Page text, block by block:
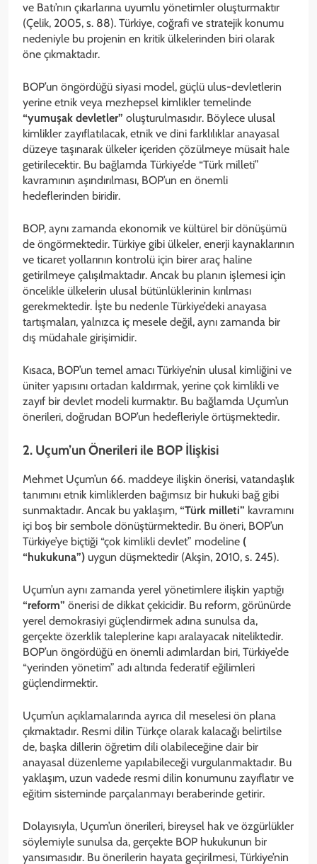
ve Batı’nın çıkarlarına uyumlu yönetimler oluşturmaktır
(Çelik, 2005, s. 88). Türkiye, coğrafi ve stratejik konumu
nedeniyle bu projenin en kritik ülkelerinden biri olarak
öne çıkmaktadır.
BOP’un öngördüğü siyasi model, güçlü ulus-devletlerin
yerine etnik veya mezhepsel kimlikler temelinde
“yumuşak devletler” oluşturulmasıdır. Böylece ulusal
kimlikler zayıflatılacak, etnik ve dini farklılıklar anayasal
düzeye taşınarak ülkeler içeriden çözülmeye müsait hale
getirilecektir. Bu bağlamda Türkiye’de “Türk milleti”
kavramının aşındırılması, BOP’un en önemli
hedeflerinden biridir.
BOP, aynı zamanda ekonomik ve kültürel bir dönüşümü
de öngörmektedir. Türkiye gibi ülkeler, enerji kaynaklarının
ve ticaret yollarının kontrolü için birer araç haline
getirilmeye çalışılmaktadır. Ancak bu planın işlemesi için
öncelikle ülkelerin ulusal bütünlüklerinin kırılması
gerekmektedir. İşte bu nedenle Türkiye’deki anayasa
tartışmaları, yalnızca iç mesele değil, aynı zamanda bir
dış müdahale girişimidir.
Kısaca, BOP’un temel amacı Türkiye’nin ulusal kimliğini ve
üniter yapısını ortadan kaldırmak, yerine çok kimlikli ve
zayıf bir devlet modeli kurmaktır. Bu bağlamda Uçum’un
önerileri, doğrudan BOP’un hedefleriyle örtüşmektedir.
2. Uçum’un Önerileri ile BOP İlişkisi
Mehmet Uçum’un 66. maddeye ilişkin önerisi, vatandaşlık
tanımını etnik kimliklerden bağımsız bir hukuki bağ gibi
sunmaktadır. Ancak bu yaklaşım, “Türk milleti” kavramını
içi boş bir sembole dönüştürmektedir. Bu öneri, BOP’un
Türkiye’ye biçtiği “çok kimlikli devlet” modeline (
“hukukuna”) uygun düşmektedir (Akşin, 2010, s. 245).
Uçum’un aynı zamanda yerel yönetimlere ilişkin yaptığı
“reform” önerisi de dikkat çekicidir. Bu reform, görünürde
yerel demokrasiyi güçlendirmek adına sunulsa da,
gerçekte özerklik taleplerine kapı aralayacak niteliktedir.
BOP’un öngördüğü en önemli adımlardan biri, Türkiye’de
“yerinden yönetim” adı altında federatif eğilimleri
güçlendirmektir.
Uçum’un açıklamalarında ayrıca dil meselesi ön plana
çıkmaktadır. Resmi dilin Türkçe olarak kalacağı belirtilse
de, başka dillerin öğretim dili olabileceğine dair bir
anayasal düzenleme yapılabileceği vurgulanmaktadır. Bu
yaklaşım, uzun vadede resmi dilin konumunu zayıflatır ve
eğitim sisteminde parçalanmayı beraberinde getirir.
Dolayısıyla, Uçum’un önerileri, bireysel hak ve özgürlükler
söylemiyle sunulsa da, gerçekte BOP hukukunun bir
yansımasıdır. Bu önerilerin hayata geçirilmesi, Türkiye’nin